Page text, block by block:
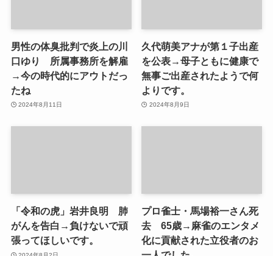
男性の体臭批判で炎上の川
口ゆり 所属事務所を解雇
→今の時代的にアウトだっ
たね
2024年8月11日
久代萌美アナが第１子出産
を公表→母子ともに健康で
無事ご出産されたようで何
よりです。
2024年8月9日
「令和の虎」岩井良明 肺
がんを告白→負けないで頑
張ってほしいです。
プロ雀士・馬場裕一さん死
去 65歳→麻雀のエンタメ
化に貢献された立役者のお